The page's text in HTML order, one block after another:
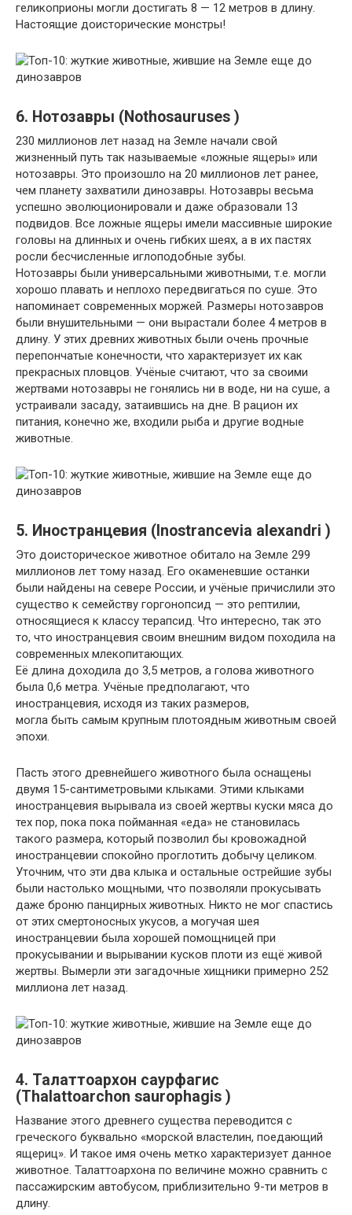
геликоприоны могли достигать 8 — 12 метров в длину.
Настоящие доисторические монстры!
6. Нотозавры (Nothosauruses )
230 миллионов лет назад на Земле начали свой
жизненный путь так называемые «ложные ящеры» или
нотозавры. Это произошло на 20 миллионов лет ранее,
чем планету захватили динозавры. Нотозавры весьма
успешно эволюционировали и даже образовали 13
подвидов. Все ложные ящеры имели массивные широкие
головы на длинных и очень гибких шеях, а в их пастях
росли бесчисленные иглоподобные зубы.
Нотозавры были универсальными животными, т.е. могли
хорошо плавать и неплохо передвигаться по суше. Это
напоминает современных моржей. Размеры нотозавров
были внушительными — они вырастали более 4 метров в
длину. У этих древних животных были очень прочные
перепончатые конечности, что характеризует их как
прекрасных пловцов. Учёные считают, что за своими
жертвами нотозавры не гонялись ни в воде, ни на суше, а
устраивали засаду, затаившись на дне. В рацион их
питания, конечно же, входили рыба и другие водные
животные.
5. Иностранцевия (Inostrancevia alexandri )
Это доисторическое животное обитало на Земле 299
миллионов лет тому назад. Его окаменевшие останки
были найдены на севере России, и учёные причислили это
существо к семейству горгонопсид — это рептилии,
относящиеся к классу терапсид. Что интересно, так это
то, что иностранцевия своим внешним видом походила на
современных млекопитающих.
Её длина доходила до 3,5 метров, а голова животного
была 0,6 метра. Учёные предполагают, что
иностранцевия, исходя из таких размеров,
могла быть самым крупным плотоядным животным своей
эпохи.
Пасть этого древнейшего животного была оснащены
двумя 15-сантиметровыми клыками. Этими клыками
иностранцевия вырывала из своей жертвы куски мяса до
тех пор, пока пока пойманная «еда» не становилась
такого размера, который позволил бы кровожадной
иностранцевии спокойно проглотить добычу целиком.
Уточним, что эти два клыка и остальные острейшие зубы
были настолько мощными, что позволяли прокусывать
даже броню панцирных животных. Никто не мог спастись
от этих смертоносных укусов, а могучая шея
иностранцевии была хорошей помощницей при
прокусывании и вырывании кусков плоти из ещё живой
жертвы. Вымерли эти загадочные хищники примерно 252
миллиона лет назад.
4. Талаттоархон саурфагис
(Thalattoarchon saurophagis )
Название этого древнего существа переводится с
греческого буквально «морской властелин, поедающий
ящериц». И такое имя очень метко характеризует данное
животное. Талаттоархона по величине можно сравнить с
пассажирским автобусом, приблизительно 9-ти метров в
длину.